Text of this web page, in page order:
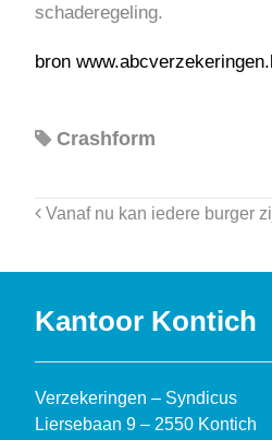
schaderegeling.
bron
Crashform
Vanaf nu kan iedere burger
Kantoor Kontich
Verzekeringen – Syndicus
Liersebaan 9 – 2550 Kontich